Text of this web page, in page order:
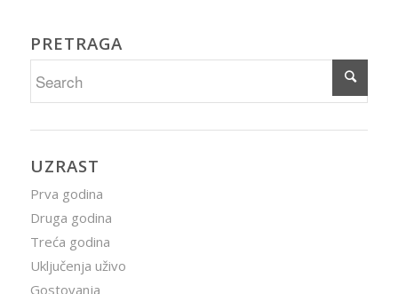
PRETRAGA
UZRAST
Prva godina
Druga godina
Treća godina
Uključenja uživo
Gostovanja